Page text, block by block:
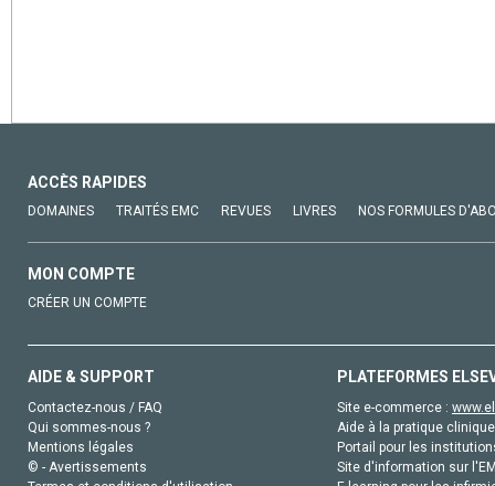
ACCÈS RAPIDES
DOMAINES TRAITÉS EMC REVUES LIVRES NOS FORMULES
MON COMPTE
CRÉER UN COMPTE
AIDE & SUPPORT
Contactez-nous / FAQ
Qui sommes-nous ?
Mentions légales
© - Avertissements
PLATEFORMES
Site e-commerce :
Aide à la pratique
Portail pour les
Site d'information sur